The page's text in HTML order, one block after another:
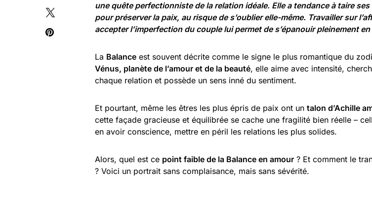
une quête perfectionniste de la relation idéale. Elle a tendance à taire
pour préserver la paix, au risque de s’oublier elle-même. Travailler sur
accepter l’imperfection du couple lui permet de s’épanouir pleinement en
La Balance est souvent décrite comme le signe le plus romantique du
Vénus, planète de l’amour et de la beauté, elle aime avec intensité,
chaque relation et possède un sens inné du sentiment.
Et pourtant, même les êtres les plus épris de paix ont un talon d’Achille
cette façade gracieuse et équilibrée se cache une fragilité bien réelle –
en avoir conscience, mettre en péril les relations les plus solides.
Alors, quel est ce point faible de la Balance en amour ? Et comment le
? Voici un portrait sans complaisance, mais sans sévérité.